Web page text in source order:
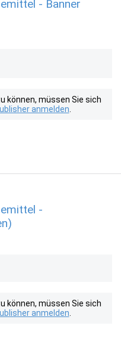
- Banner
können, müssen Sie sich
anmelden
-
können, müssen Sie sich
anmelden